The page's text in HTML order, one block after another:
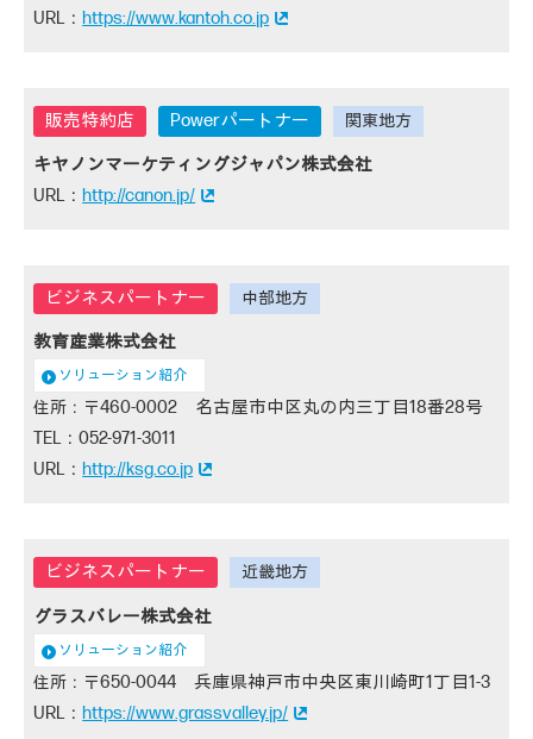
https://www.kantoh.co.jp
Powerパートナー
キヤノンマーケティングジャパン株式会社
http://canon.jp/
教育産業株式会社
ソリューション紹介
460-0002 名古屋市中区丸の内三丁目18番28号
052-971-3011
http://ksg.co.jp
グラスバレー株式会社
ソリューション紹介
650-0044 兵庫県神戸市中央区東川崎町1丁目1-3
https://www.grassvalley.jp/